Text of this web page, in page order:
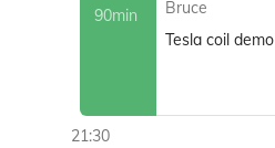
90min
Bruce
Tesla coil demo
21:30